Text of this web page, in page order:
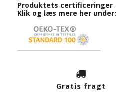
Produktets certificeringer
Klik og læs mere her under:
Gratis fragt